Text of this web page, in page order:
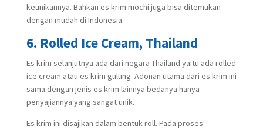
keunikannya. Bahkan es krim mochi juga bisa ditemukan
dengan mudah di Indonesia.
6. Rolled Ice Cream, Thailand
Es krim selanjutnya ada dari negara Thailand yaitu ada rolled
ice cream atau es krim gulung. Adonan utama dari es krim ini
sama dengan jenis es krim lainnya bedanya hanya
penyajiannya yang sangat unik.
Es krim ini disajikan dalam bentuk roll. Pada proses